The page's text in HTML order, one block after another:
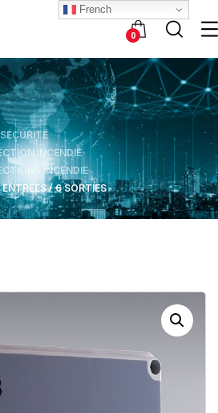
0
INCENDIE
INCENDIE
/ 6 SORTIES
French